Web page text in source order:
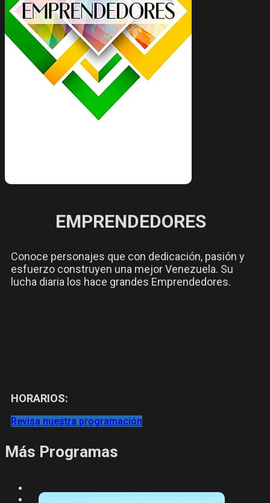
EMPRENDEDORES
Conoce personajes que con dedicación, pasión y
esfuerzo construyen una mejor Venezuela. Su
lucha diaria los hace grandes Emprendedores.
HORARIOS:
Revisa nuestra programación
Más Programas